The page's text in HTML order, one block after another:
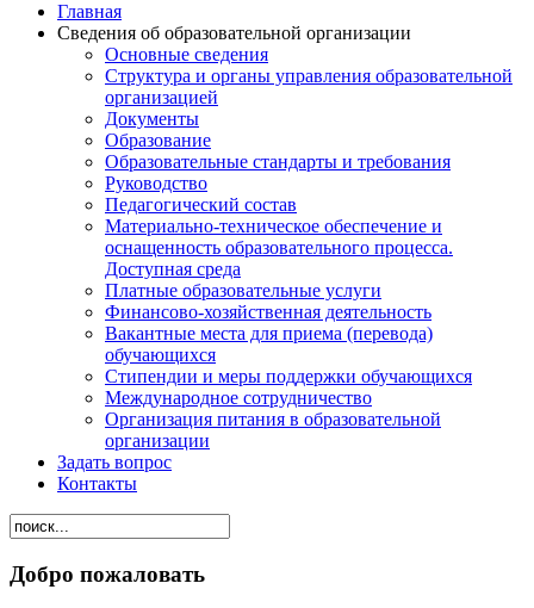
Главная
Сведения об образовательной организации
Основные сведения
Структура и органы управления образовательной
организацией
Документы
Образование
Образовательные стандарты и требования
Руководство
Педагогический состав
Материально-техническое обеспечение и
оснащенность образовательного процесса.
Доступная среда
Платные образовательные услуги
Финансово-хозяйственная деятельность
Вакантные места для приема (перевода)
обучающихся
Стипендии и меры поддержки обучающихся
Международное сотрудничество
Организация питания в образовательной
организации
Задать вопрос
Контакты
Добро пожаловать